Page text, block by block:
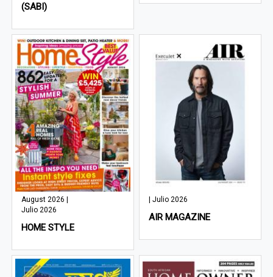
(SABI)
August 2026 |
Julio 2026
HOME STYLE
| Julio 2026
AIR MAGAZINE